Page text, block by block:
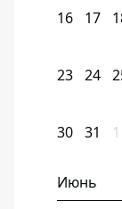
16 17
23 24
30 31 1
Июнь